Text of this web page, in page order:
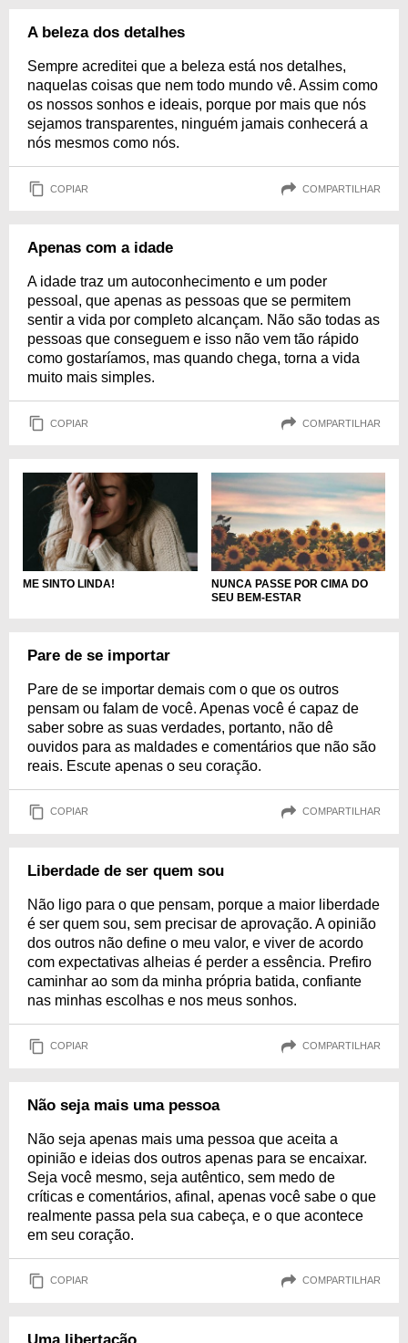
A beleza dos detalhes
Sempre acreditei que a beleza está nos detalhes,
naquelas coisas que nem todo mundo vê. Assim como
os nossos sonhos e ideais, porque por mais que nós
sejamos transparentes, ninguém jamais conhecerá a
nós mesmos como nós.
COPIAR COMPARTILHAR
Apenas com a idade
A idade traz um autoconhecimento e um poder
pessoal, que apenas as pessoas que se permitem
sentir a vida por completo alcançam. Não são todas as
pessoas que conseguem e isso não vem tão rápido
como gostaríamos, mas quando chega, torna a vida
muito mais simples.
COPIAR COMPARTILHAR
ME SINTO LINDA!
NUNCA PASSE POR CIMA DO
SEU BEM-ESTAR
Pare de se importar
Pare de se importar demais com o que os outros
pensam ou falam de você. Apenas você é capaz de
saber sobre as suas verdades, portanto, não dê
ouvidos para as maldades e comentários que não são
reais. Escute apenas o seu coração.
COPIAR COMPARTILHAR
Liberdade de ser quem sou
Não ligo para o que pensam, porque a maior liberdade
é ser quem sou, sem precisar de aprovação. A opinião
dos outros não define o meu valor, e viver de acordo
com expectativas alheias é perder a essência. Prefiro
caminhar ao som da minha própria batida, confiante
nas minhas escolhas e nos meus sonhos.
COPIAR COMPARTILHAR
Não seja mais uma pessoa
Não seja apenas mais uma pessoa que aceita a
opinião e ideias dos outros apenas para se encaixar.
Seja você mesmo, seja autêntico, sem medo de
críticas e comentários, afinal, apenas você sabe o que
realmente passa pela sua cabeça, e o que acontece
em seu coração.
COPIAR COMPARTILHAR